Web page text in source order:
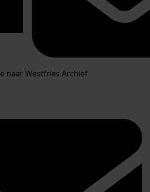
naar Westfries Archief